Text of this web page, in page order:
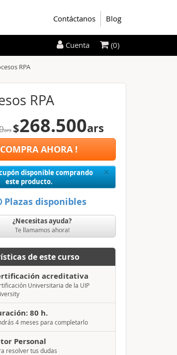
Contáctanos Blog
RPA
RPA
ars $268.500ars
COMPRA AHORA !
×Close
disponible comprando
este producto.
Plazas disponibles
¿Necesitas ayuda?
Te llamamos ahora!
de este curso
acreditativa
Universitaria de la UIP
80 h.
4 meses para completarlo
Personal
resolver tus dudas
Cuenta (0)